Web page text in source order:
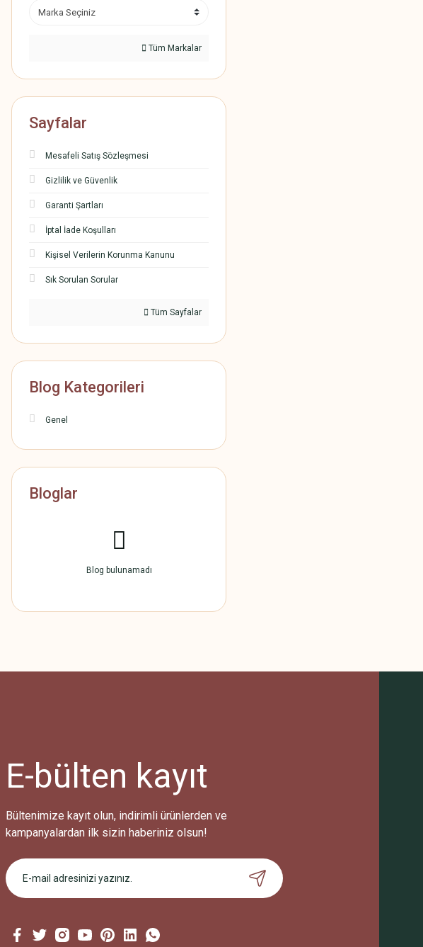
Tüm Markalar
Sayfalar
Mesafeli Satış Sözleşmesi
Gizlilik ve Güvenlik
Garanti Şartları
İptal İade Koşulları
Kişisel Verilerin Korunma Kanunu
Sık Sorulan Sorular
Tüm Sayfalar
Blog Kategorileri
Genel
Bloglar
Blog bulunamadı
E-bülten kayıt
Bültenimize kayıt olun, indirimli ürünlerden ve
kampanyalardan ilk sizin haberiniz olsun!